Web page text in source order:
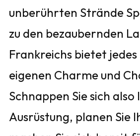
unberührten Strände
zu den bezaubernden
Frankreichs bietet jedes
eigenen Charme und
Schnappen Sie sich also
Ausrüstung, planen Sie